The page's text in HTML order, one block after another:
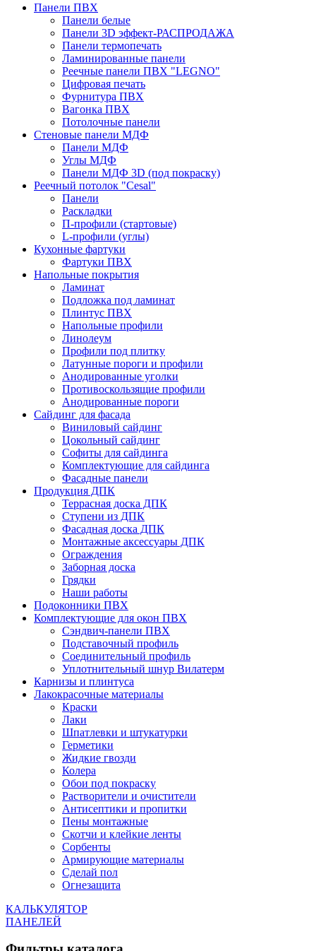
Панели ПВХ
Панели белые
Панели 3D эффект-РАСПРОДАЖА
Панели термопечать
Ламинированные панели
Реечные панели ПВХ "LEGNO"
Цифровая печать
Фурнитура ПВХ
Вагонка ПВХ
Потолочные панели
Стеновые панели МДФ
Панели МДФ
Углы МДФ
Панели МДФ 3D (под покраску)
Реечный потолок "Cesal"
Панели
Раскладки
П-профили (стартовые)
L-профили (углы)
Кухонные фартуки
Фартуки ПВХ
Напольные покрытия
Ламинат
Подложка под ламинат
Плинтус ПВХ
Напольные профили
Линолеум
Профили под плитку
Латунные пороги и профили
Анодированные уголки
Противоскользящие профили
Анодированные пороги
Сайдинг для фасада
Виниловый сайдинг
Цокольный сайдинг
Софиты для сайдинга
Комплектующие для сайдинга
Фасадные панели
Продукция ДПК
Террасная доска ДПК
Ступени из ДПК
Фасадная доска ДПК
Монтажные аксессуары ДПК
Ограждения
Заборная доска
Грядки
Наши работы
Подоконники ПВХ
Комплектующие для окон ПВХ
Сэндвич-панели ПВХ
Подставочный профиль
Соединительный профиль
Уплотнительный шнур Вилатерм
Карнизы и плинтуса
Лакокрасочные материалы
Краски
Лаки
Шпатлевки и штукатурки
Герметики
Жидкие гвозди
Колера
Обои под покраску
Растворители и очистители
Антисептики и пропитки
Пены монтажные
Скотчи и клейкие ленты
Сорбенты
Армирующие материалы
Сделай пол
Огнезащита
КАЛЬКУЛЯТОР
ПАНЕЛЕЙ